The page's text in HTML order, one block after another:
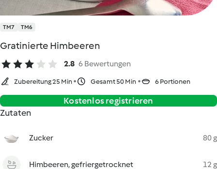
TM7 TM6
Gratinierte Himbeeren
2.8 6 Bewertungen
Zubereitung 25 Min Gesamt 50 Min 6 Portionen
Kostenlos registrieren
Zutaten
Zucker 80 g
Himbeeren, gefriergetrocknet 12 g